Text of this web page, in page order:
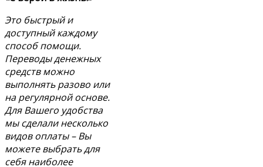
Это быстрый и
доступный каждому
способ помощи.
Переводы денежных
средств можно
выполнять разово или
на регулярной основе.
Для Вашего удобства
мы сделали несколько
видов оплаты – Вы
можете выбрать для
себя наиболее